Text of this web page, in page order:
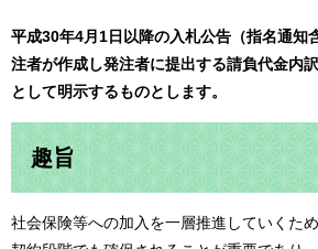
平成30年4月1日以降の入札公告（指名通知
注者が作成し発注者に提出する請負代金内
として明示するものとします。
趣旨
社会保険等への加入を一層推進していくた